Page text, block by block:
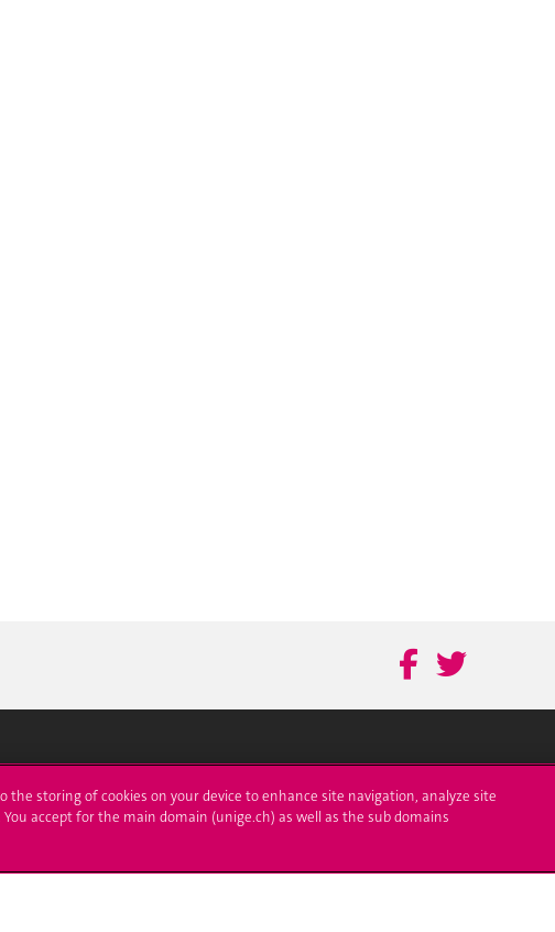
Immatriculations
Démarches administratives Médias
the storing of cookies on your device to enhance site navigation, analyze site
accept for the main domain (unige.ch) as well as the sub domains